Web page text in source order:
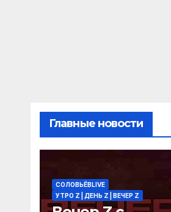
Главные новости
СОЛОВЬЁВLIVE
УТРО Z | ДЕНЬ Z | ВЕЧЕР Z